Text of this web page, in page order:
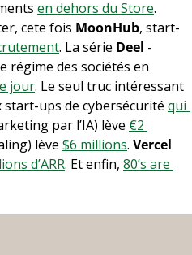
en dehors du Store
cete fois MoonHub, start-
. La série Deel
régime des sociétés en
jour. Le seul truc intéressant
start-ups de cybersécurité qui
par l’IA) lève €2
lève $6 millions. Vercel
d’ARR. Et enfin, 80’s are